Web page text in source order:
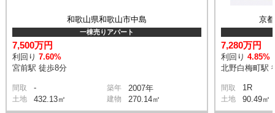
和歌山県和歌山市中島
一棟売りアパート
7,500万円
利回り7.60%
宮前駅 徒歩8分
間取 - 築年 2007年
土地 432.13㎡ 建物 270.14㎡
京
7,280万円
利回り 4.85%
北野白梅町駅
間取 1R
土地 90.49㎡